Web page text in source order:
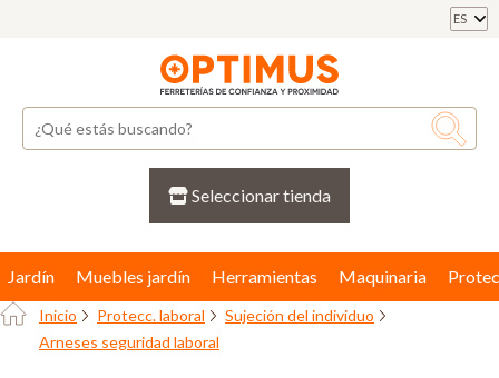
ES
Seleccionar tienda
Jardín Muebles jardín Herramientas Maquinaria
Inicio Protecc. laboral
Sujeción del individuo
Arneses seguridad laboral